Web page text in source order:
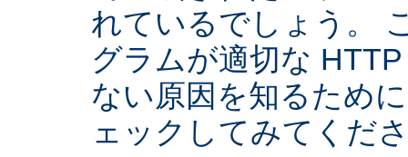
れているでしょう。
グラムが適切な
ない原因を知るため
ェックしてみてくだ